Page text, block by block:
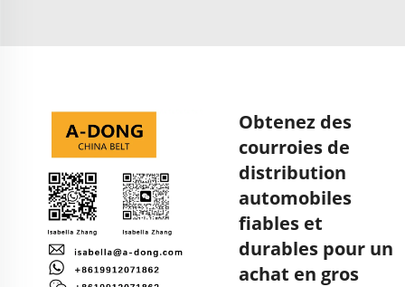
Obtenez des
courroies de
distribution
automobiles
fiables et
durables pour un
achat en gros